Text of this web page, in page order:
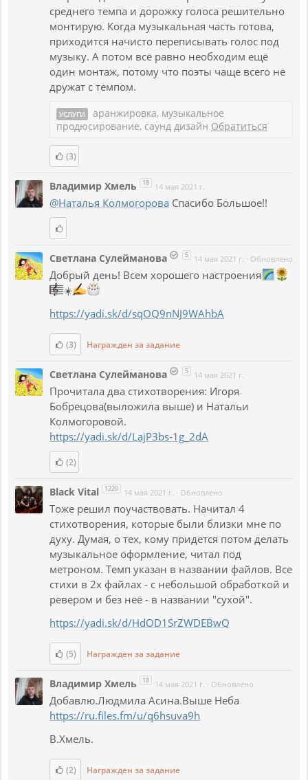
среднего темпа и дорожку голоса решительно
монтирую. Когда музыкальная часть готова,
приходится начисто переписывать голос под
музыку. А потом всё равно необходим ещё
один монтаж, потому что поэты чаще всего не
дружат с темпом.
УСЛУГИ
аранжировка, музыкальное
продюсирование, саунд дизайн Обратиться
(3)
Владимир Хмель 18 14 мая 2021 г.
@Наталья Колмогорова Спасибо Большое!!
Светлана Сулейманова 5 14 мая 2021 г. · Обновлено
Добрый день! Всем хорошего настроения
☀️
https://yadi.sk/d/sqOQ9nNJ9WAhbA
(3) Награжден за задание
Светлана Сулейманова 5 14 мая 2021 г.
Прочитала два стихотворения: Игоря
Бобрецова(выложила выше) и Натальи
Колмогоровой.
https://yadi.sk/d/LajP3bs-1g_2dA
(2)
Black Vital 1220 14 мая 2021 г. · Обновлено
Тоже решил поучаствовать. Начитал 4
стихотворения, которые были близки мне по
духу. Думая, о тех, кому придется потом делать
музыкальное оформление, читал под
метроном. Темп указан в названии файлов. Все
стихи в 2х файлах - с небольшой обработкой и
ревером и без неё - в названии "сухой".
https://yadi.sk/d/HdOD1SrZWDEBwQ
(5) Награжден за задание
Владимир Хмель 18 14 мая 2021 г. · Обновлено
Добавлю.Людмила Асина.Выше Неба
https://ru.files.fm/u/q6hsuva9h
В.Хмель.
(2) Награжден за задание